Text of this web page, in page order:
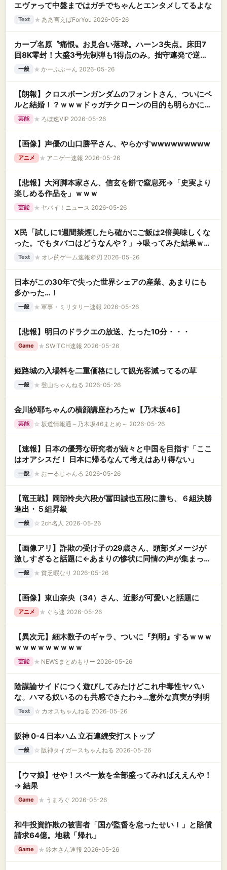
エヴァって中盤まではガチでちゃんとエンタメしてるよな
Text ★ ああ言えばForYou 2026-05-26
カープ名原〝痛恨〟お見合い落球。ハーン3失点。床田7
回8K零封！大盛3号先制弾も1得点のみ。拙守連発で逆転
負け【広島1-3ロッテ/試合結果】
一般 ★ かーぷぶーん 2026-05-26
【朗報】クロスボーンガンダムのフォントさん、ついにベ
ルと結婚！？ｗｗｗドゥガチクローンの目的も明らかに！
人類ドゥガチ化計画！？！？！？？（画像あり）
芸能 ★ ろぼ速VIP 2026-05-26
【画像】声優の山口勝平さん、やらかすwwwwwwwww
アニメ ★ アニゲー速報 2026-05-26
【悲報】大河脚本家さん、信玄を餅で窒息死→「史実より
楽しめる作品を」ｗｗｗ
芸能 ★ ヤバイ！ニュース 2026-05-26
X民「試しに1週間禁煙したら確かにご飯は2倍美味しくな
った。でもタバコはどうなんや？」→吸ってみた結果ｗｗ
ｗｗｗｗｗ
Text ★ オレ的ゲーム速報＠刃 2026-05-26
日本がこの30年で失った世界シェアの産業、あまりにも
多かった…！
一般 ★ 軍事・ミリタリー速報 2026-05-26
【悲報】明日のドラクエの放送、たった10分・・・
Game ★ SWITCH速報 2026-05-26
姫路城の入場料を二重価格にして観光客減ってるの草
一般 ★ 登山ちゃんねる 2026-05-26
金川紗耶ちゃんの横顔講座わろたｗ【乃木坂46】
芸能 ☆ 坂道情報通～乃木坂46まとめ～ 2026-05-26
【速報】日本の優秀な研究者が続々と中国を目指す「ここ
はオアシスだ！ 日本に帰るなんて考えはあり得ない」
一般 ★ おーるじゃんる 2026-05-26
【竜王戦】岡部怜央六段が冨田誠也五段に勝ち、６組決勝
進出・５組昇級
一般 ☆ 2ch名人 2026-05-26
【画像アリ】詐欺の受け子の29歳さん、頭部ダメージが
激しすぎると話題に←あまりの惨状に同情の声が集まって
しまう…
一般 ★ 貧乏暇なり 2026-05-26
【画像】東山奈央（34）さん、近影が可愛いと話題に
アニメ ★ ぐら速 2026-05-26
【異次元】細木数子のギャラ、ついに『判明』するｗｗｗ
ｗｗｗｗｗｗｗｗｗ
芸能 ★ NEWSまとめもりー 2026-05-26
陰謀論サイドにつく遊びしてみたけどこれ中毒性ヤバい
な。ハマる奴いるのも共感できたわ→…意外な真実が判明
Text ☆ カオスちゃんねる 2026-05-26
阪神 0-4 日本ハム 立石連続安打ストップ
一般 ☆ 阪神タイガースちゃんねる 2026-05-26
【ウマ娘】せや！スペ一族を全部盛ってみればええんや！
→ 結果
Game ★ うまろぐ 2026-05-26
和牛投資詐欺の被害者「国が監督を怠ったせい！」と賠償
請求64億。地裁「帰れ」
Game ★ 鈴木さん速報 2026-05-26